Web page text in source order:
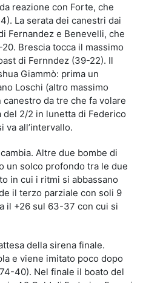
reazione con Forte, che
La serata dei canestri dai
Fernandez e Benevelli, che
Brescia tocca il massimo
di Fernndez (39-22). Il
Giammò: prima un
Loschi (altro massimo
da tre che fa volare
del 2/2 in lunetta di Federico
va all’intervallo.
Altre due bombe di
un solco profondo tra le due
in cui i ritmi si abbassano
il terzo parziale con soli 9
il +26 sul 63-37 con cui si
della sirena finale.
e viene imitato poco dopo
40). Nel finale il boato del